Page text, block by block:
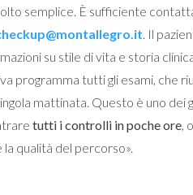
semplice. È sufficiente
. Il
su stile di vita e storia
programma tutti gli esami, che
mattinata. Questo è uno dei
tutti i controlli in poche ore,
la qualità del percorso».